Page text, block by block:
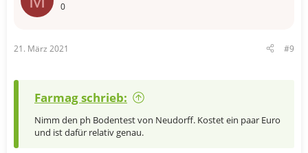
0
21. März 2021 #9
Farmag schrieb:
Nimm den ph Bodentest von Neudorff. Kostet ein paar Euro
und ist dafür relativ genau.